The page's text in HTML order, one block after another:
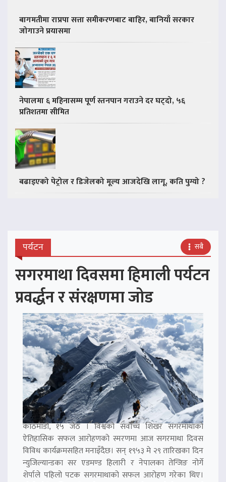
बागमतीमा राप्रपा सत्ता समीकरणबाट बाहिर, बानियाँ सरकार
जोगाउने प्रयासमा
नेपालमा ६ महिनासम्म पूर्ण स्तनपान गराउने दर घट्दो, ५६
प्रतिशतमा सीमित
बढाइएको पेट्रोल र डिजेलको मूल्य आजदेखि लागू, कति पुग्यो ?
पर्यटन सबै
सगरमाथा दिवसमा हिमाली पर्यटन
प्रवर्द्धन र संरक्षणमा जोड
काठमाडौं, १५ जेठ । विश्वको सर्वोच्च शिखर सगरमाथाको
ऐतिहासिक सफल आरोहणको स्मरणमा आज सगरमाथा दिवस
विविध कार्यक्रमसहित मनाइँदैछ। सन् १९५३ मे २९ तारिखका दिन
न्युजिल्यान्डका सर एडमण्ड हिलारी र नेपालका तेन्जिङ नोर्गे
शेर्पाले पहिलो पटक सगरमाथाको सफल आरोहण गरेका थिए।